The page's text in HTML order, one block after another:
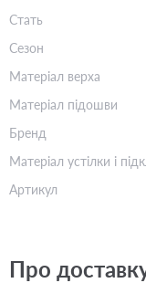
Стать
Сезон
Матеріал верха
Матеріал підошви
Бренд
Матеріал устілки і
Артикул
Про